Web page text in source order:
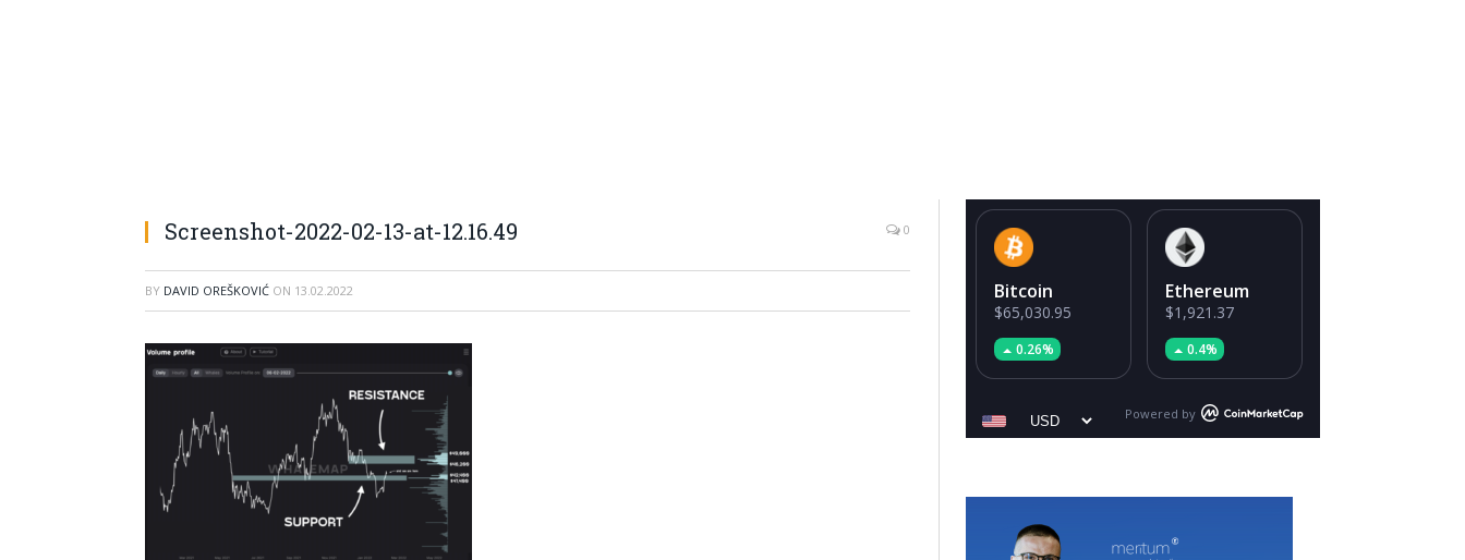
Screenshot-2022-02-13-at-12.16.49 0
BY DAVID OREŠKOVIĆ ON 13.02.2022 Bitcoin
$65,030.95
0.26%
Ethereum
$1,921.37
0.4%
Powered by